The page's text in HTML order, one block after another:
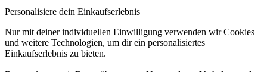
Personalisiere dein Einkaufserlebnis
Nur mit deiner individuellen Einwilligung verwenden wir Cookies
und weitere Technologien, um dir ein personalisiertes
Einkaufserlebnis zu bieten.